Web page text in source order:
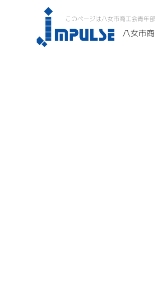
このページは八女市商工会青年
八女市